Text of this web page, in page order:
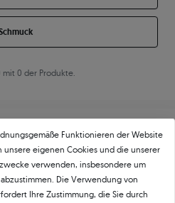
mit 0 der Produkte.
in ganz
Funktionieren der Website
eigenen Cookies und die unserer
verwenden, insbesondere um
Die Verwendung von
Ihre Zustimmung, die Sie durch